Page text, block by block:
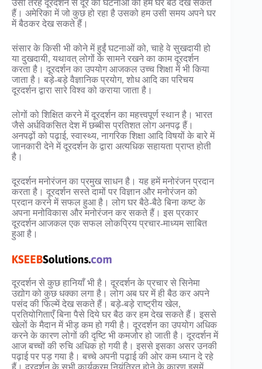
उसी तरह दूरदर्शन से दूर की घटनाओं को हम घर बैठे देख सकते
हैं। अमेरिका में जो कुछ हो रहा है उसको हम उसी समय अपने घर
में बैठकर देख सकते हैं।
संसार के किसी भी कोने में हुईं घटनाओं को, चाहे वे सुखदायी हो
या दुखदायी, यथावत् लोगों के सामने रखने का काम दूरदर्शन
करता है। दूरदर्शन का उपयोग आजकल उच्च शिक्षा में भी किया
जाता है। बड़े-बड़े वैज्ञानिक प्रयोग, शोध आदि का परिचय
दूरदर्शन द्वारा सारे विश्व को कराया जाता है।
लोगों को शिक्षित करने में दूरदर्शन का महत्त्वपूर्ण स्थान है। भारत
जैसे अर्धविकसित देश में छब्बीस प्रतिशत लोग अनपढ़ हैं।
अनपढ़ों को पढ़ाई, स्वास्थ्य, नागरिक शिक्षा आदि विषयों के बारे में
जानकारी देने में दूरदर्शन के द्वारा अत्यधिक सहायता प्राप्त होती
है।
दूरदर्शन मनोरंजन का प्रमुख साधन है। यह हमें मनोरंजन प्रदान
करता है। दूरदर्शन सस्ते दामों पर विज्ञान और मनोरंजन को
प्रदान करने में सफल हुआ है। लोग घर बैठे-बैठे बिना कष्ट के
अपना मनोविकास और मनोरंजन कर सकते हैं। इस प्रकार
दूरदर्शन आजकल एक सफल लोकप्रिय प्रचार-माध्यम साबित
हुआ है।
दूरदर्शन से कुछ हानियाँ भी है। दूरदर्शन के प्रचार से सिनेमा
उद्योग को कुछ धक्का लगा है। लोग अब घर में ही बैठ कर अपने
पसंद की फिल्में देख सकते हैं। बड़े-बड़े राष्ट्रीय खेल,
प्रतियोगिताएँ बिना पैसे दिये घर बैठ कर हम देख सकते हैं। इससे
खेलों के मैदान में भीड़ कम हो गयी है। दूरदर्शन का उपयोग अधिक
करने के कारण लोगों की दृष्टि भी कमजोर हो जाती है। दूरदर्शन में
आज बच्चों की रुचि अधिक हो गयी है। इससे इसका असर उनकी
पढ़ाई पर पड़ गया है। बच्चे अपनी पढ़ाई की ओर कम ध्यान दे रहे
हैं। दूरदर्शन के सभी कार्यक्रम नियंत्रित होने के कारण इसमें